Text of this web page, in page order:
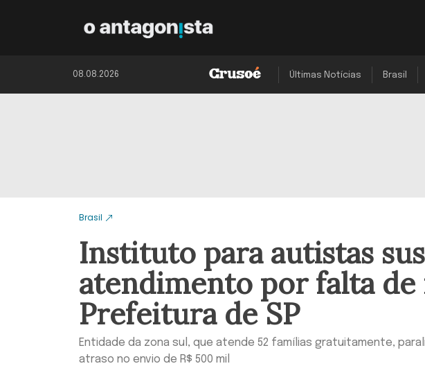
08.08.2026 Últimas Notícias Brasil
Brasil
Instituto para autistas
atendimento por falta de
Prefeitura de SP
Entidade da zona sul, que atende 52 famílias gratuitamente,
atraso no envio de R$ 500 mil